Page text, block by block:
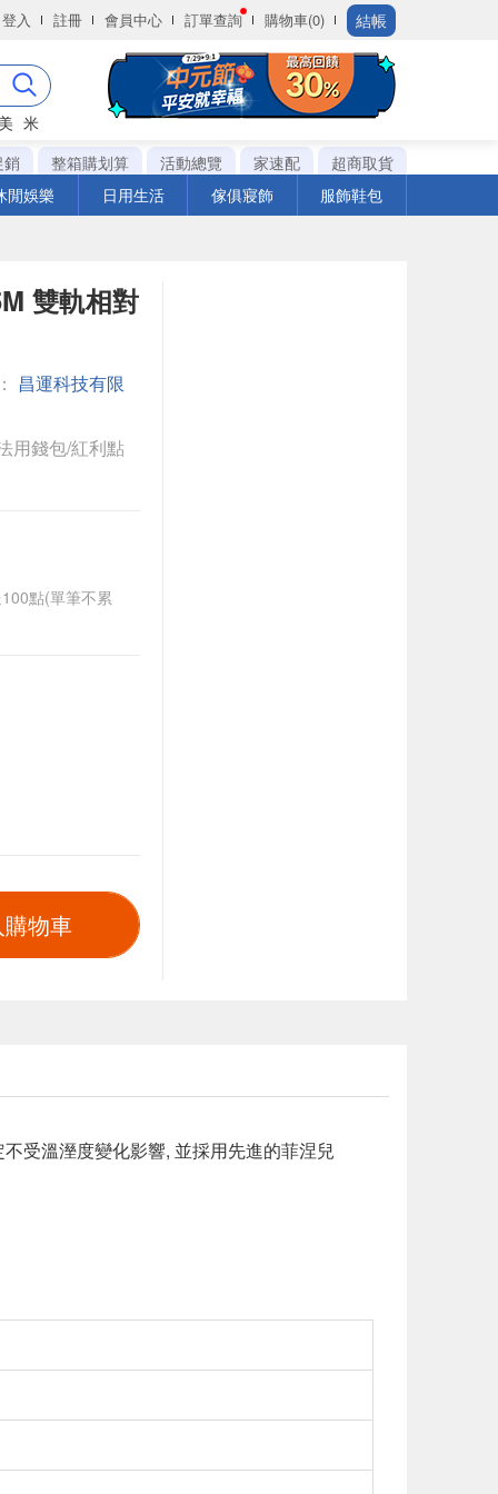
登入 註冊 會員中心 訂單查詢 購物車(0) 結帳
米
銷 整箱購划算 活動總覽 家速配
超商取貨
閒娛樂 日用生活 傢俱寢飾 服飾鞋包
雙軌相對
昌運科技有限
用錢包/紅利點
點(單筆不累
物車
受溫溼度變化影響, 並採用先進的菲涅兒